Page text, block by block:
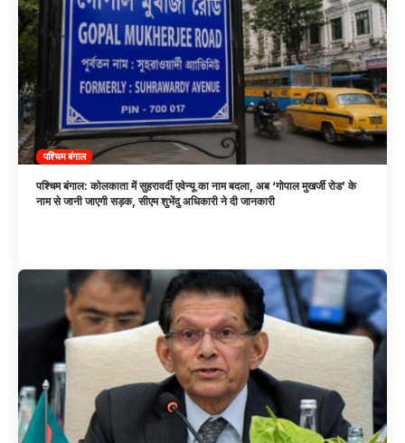
पश्चिम बंगाल
पश्चिम बंगाल: कोलकाता में सुहरावर्दी एवेन्यू का नाम बदला, अब ‘गोपाल मुखर्जी रोड’ के
नाम से जानी जाएगी सड़क, सीएम शुभेंदु अधिकारी ने दी जानकारी